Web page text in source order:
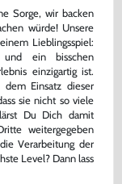
Sorge, wir backen
würde! Unsere
Lieblingsspiel:
und ein bisschen
einzigartig ist.
Einsatz dieser
sie nicht so viele
Du Dich damit
weitergegeben
Verarbeitung der
Level? Dann lass